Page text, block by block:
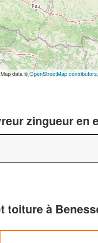
data ©OpenStreetMap contributors,
zingueur
à